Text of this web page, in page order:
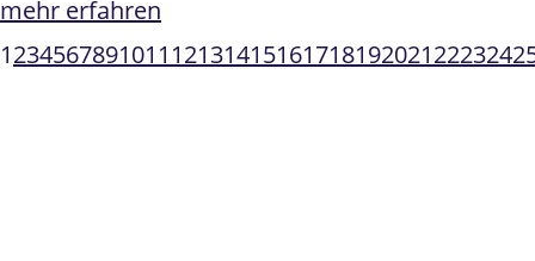
mehr erfahren
1234567891011 12131415161718192021222324